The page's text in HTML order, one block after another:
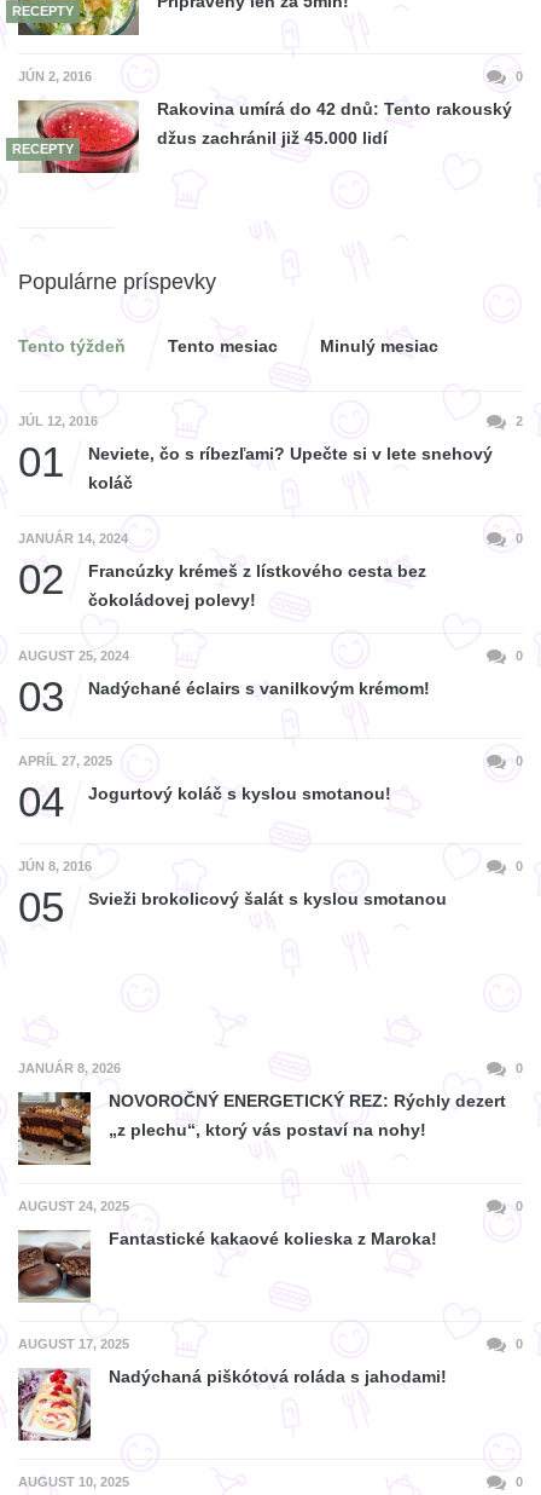
RECEPTY
JÚN 2, 2016 0
RECEPTY
Rakovina umírá do 42 dnů: Tento rakouský
džus zachránil již 45.000 lidí
Populárne príspevky
Tento týždeň Tento mesiac Minulý mesiac
JÚL 12, 2016 2
01
Neviete, čo s ríbezľami? Upečte si v lete snehový
koláč
JANUÁR 14, 2024 0
02
Francúzky krémeš z lístkového cesta bez
čokoládovej polevy!
AUGUST 25, 2024 0
03 Nadýchané éclairs s vanilkovým krémom!
APRÍL 27, 2025 0
04 Jogurtový koláč s kyslou smotanou!
JÚN 8, 2016 0
05 Svieži brokolicový šalát s kyslou smotanou
JANUÁR 8, 2026 0
NOVOROČNÝ ENERGETICKÝ REZ: Rýchly dezert
„z plechu“, ktorý vás postaví na nohy!
AUGUST 24, 2025 0
Fantastické kakaové kolieska z Maroka!
AUGUST 17, 2025 0
Nadýchaná piškótová roláda s jahodami!
AUGUST 10, 2025 0